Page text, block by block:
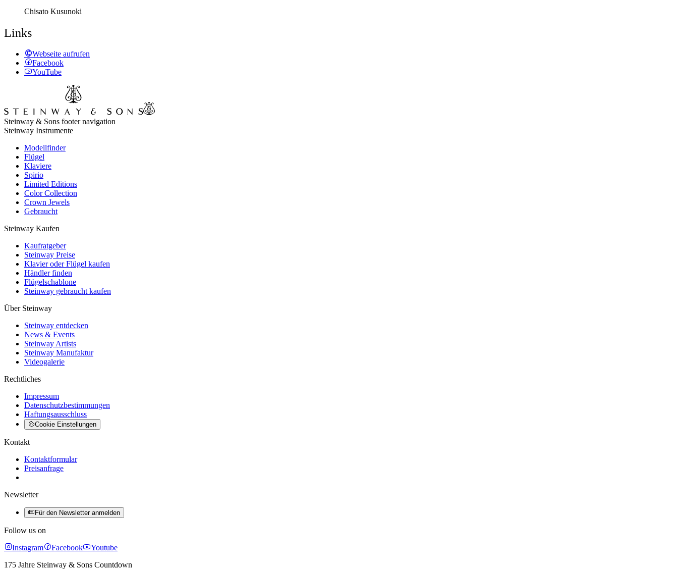
Chisato Kusunoki
Links
Webseite aufrufen
Facebook
YouTube
Steinway & Sons footer navigation
Steinway Instrumente
Modellfinder
Flügel
Klaviere
Spirio
Limited Editions
Color Collection
Crown Jewels
Gebraucht
Steinway Kaufen
Kaufratgeber
Steinway Preise
Klavier oder Flügel kaufen
Händler finden
Flügelschablone
Steinway gebraucht kaufen
Über Steinway
Steinway entdecken
News & Events
Steinway Artists
Steinway Manufaktur
Videogalerie
Rechtliches
Impressum
Datenschutzbestimmungen
Haftungsausschluss
Cookie Einstellungen
Kontakt
Kontaktformular
Preisanfrage
Newsletter
Für den Newsletter anmelden
Follow us on
Instagram
Facebook
Youtube
175 Jahre Steinway & Sons Countdown